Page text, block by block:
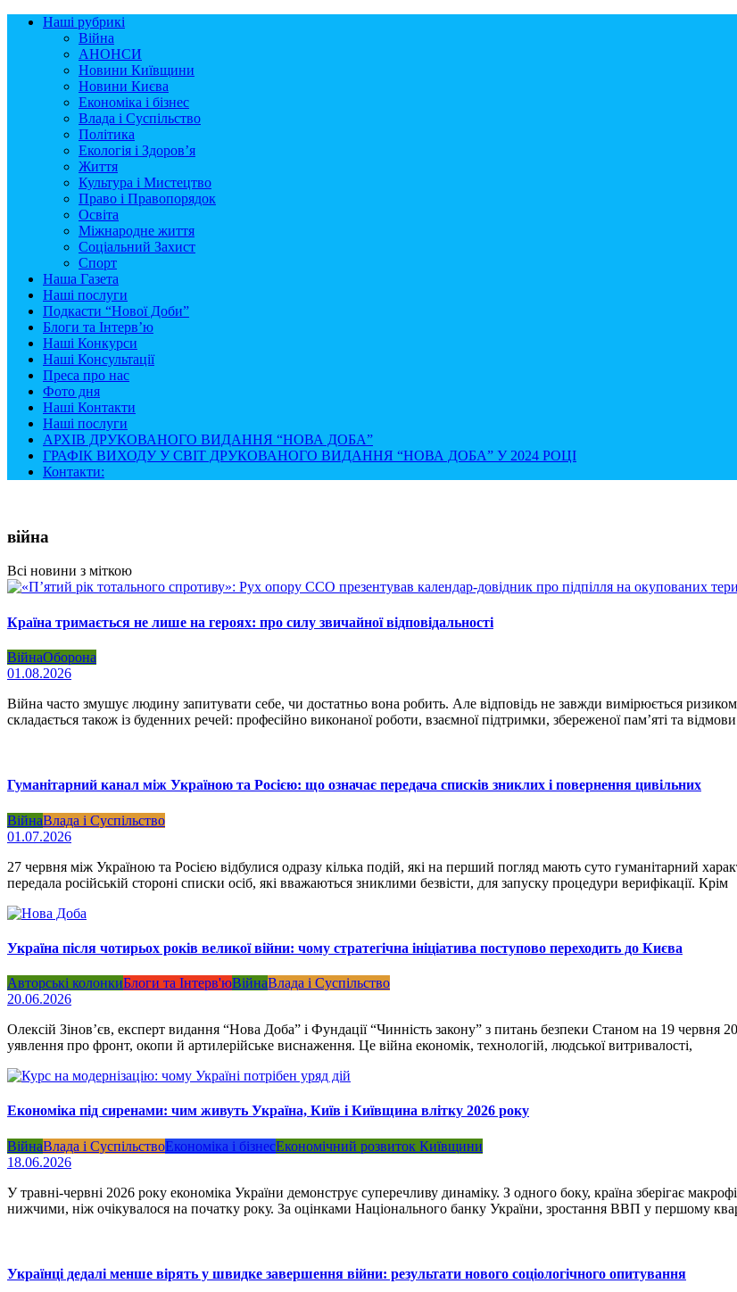
Наші рубрикі
Війна
АНОНСИ
Новини Київщини
Новини Києва
Економіка і бізнес
Влада і Суспільство
Політика
Екологія і Здоров’я
Життя
Культура і Мистецтво
Право і Правопорядок
Освіта
Міжнародне життя
Соціальний Захист
Спорт
Наша Газета
Наші послуги
Подкасти “Нової Доби”
Блоги та Інтерв’ю
Наші Конкурси
Наші Консультації
Преса про нас
Фото дня
Наші Контакти
Наші послуги
АРХІВ ДРУКОВАНОГО ВИДАННЯ “НОВА ДОБА”
ГРАФІК ВИХОДУ У СВІТ ДРУКОВАНОГО ВИДАННЯ “НОВА ДОБА” У 2024 РОЦІ
Контакти:
війна
Всі новини з міткою
Країна тримається не лише на героях: про силу звичайної відповідальності
ВійнаОборона
01.08.2026
Війна часто змушує людину запитувати себе, чи достатньо вона робить. Але відповідь не завжди вимірюється
складається також із буденних речей: професійно виконаної роботи, взаємної підтримки, збереженої пам’яті та
Гуманітарний канал між Україною та Росією: що означає передача списків зниклих і повернення цивільних
ВійнаВлада і Суспільство
01.07.2026
27 червня між Україною та Росією відбулися одразу кілька подій, які на перший погляд мають суто гуманітарний
передала російській стороні списки осіб, які вважаються зниклими безвісти, для запуску процедури верифікації. Крім
Україна після чотирьох років великої війни: чому стратегічна ініціатива поступово переходить до Києва
Авторські колонкиБлоги та Інтерв'юВійнаВлада і Суспільство
20.06.2026
Олексій Зінов’єв, експерт видання “Нова Доба” і Фундації “Чинність закону” з питань безпеки Станом на 19 червня
уявлення про фронт, окопи й артилерійське виснаження. Це війна економік, технологій, людської витривалості,
Економіка під сиренами: чим живуть Україна, Київ і Київщина влітку 2026 року
ВійнаВлада і СуспільствоЕкономіка і бізнесЕкономічний розвиток Київщини
18.06.2026
У травні-червні 2026 року економіка України демонструє суперечливу динаміку. З одного боку, країна зберігає
нижчими, ніж очікувалося на початку року. За оцінками Національного банку України, зростання ВВП у першому
Українці дедалі менше вірять у швидке завершення війни: результати нового соціологічного опитування